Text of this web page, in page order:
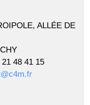
ALLÉE DE
48 41 15